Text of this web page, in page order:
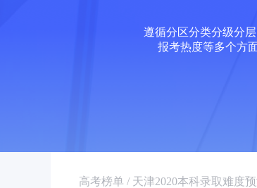
遵循分区分类分级分
报考热度等多个方
高考榜单 / 天津2020本科录取难度